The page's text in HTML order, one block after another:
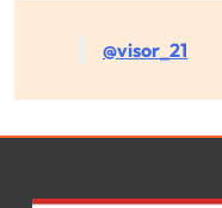
@visor_21